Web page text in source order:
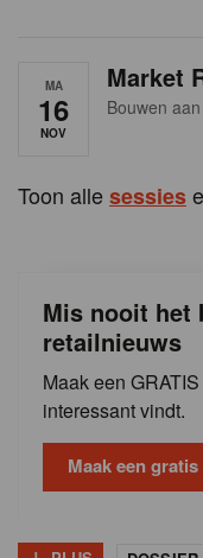
MA
16
NOV
Market
Bouwen
Toon allesessies
Mis nooit het
retailnieuws
Maak een
interessant vindt.
Maak een